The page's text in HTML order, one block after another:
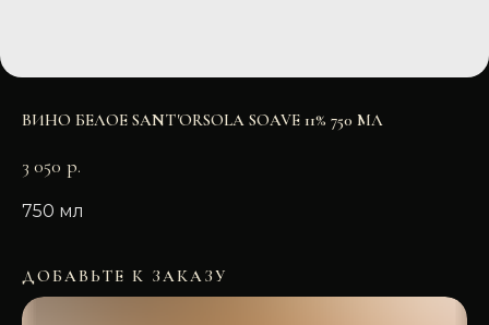
ВИНО БЕЛОЕ SANT'ORSOLA SOAVE 11% 750 МЛ
3 050 р.
750 мл
ДОБАВЬТЕ К ЗАКАЗУ